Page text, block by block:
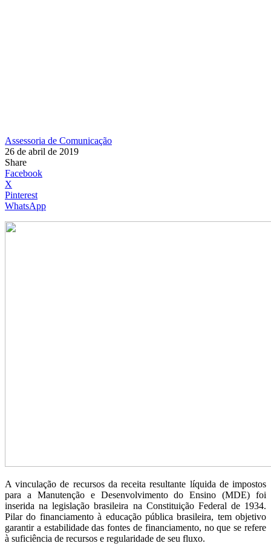
Assessoria de Comunicação
26 de abril de 2019
Share
Facebook
X
Pinterest
WhatsApp
A vinculação de recursos da receita resultante líquida de impostos
para a Manutenção e Desenvolvimento do Ensino (MDE) foi
inserida na legislação brasileira na Constituição Federal de 1934.
Pilar do financiamento à educação pública brasileira, tem objetivo
garantir a estabilidade das fontes de financiamento, no que se refere
à suficiência de recursos e regularidade de seu fluxo.